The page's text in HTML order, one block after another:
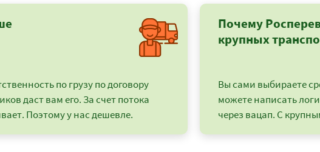
по грузу по договору
даст вам его. За счет потока
Поэтому у нас дешевле.
Почему
крупных
Вы сами выбираете
можете написать
через вацап. С